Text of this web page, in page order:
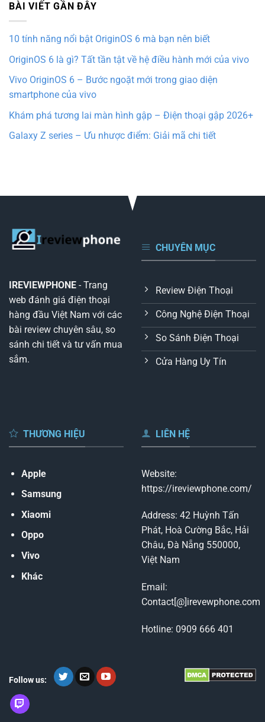
BÀI VIẾT GẦN ĐÂY
10 tính năng nổi bật OriginOS 6 mà bạn nên biết
OriginOS 6 là gì? Tất tần tật về hệ điều hành mới của vivo
Vivo OriginOS 6 – Bước ngoặt mới trong giao diện
smartphone của vivo
Khám phá tương lai màn hình gập – Điện thoại gập 2026+
Galaxy Z series – Ưu nhược điểm: Giải mã chi tiết
IREVIEWPHONE - Trang
web đánh giá điện thoại
hàng đầu Việt Nam với các
bài review chuyên sâu, so
sánh chi tiết và tư vấn mua
sắm.
CHUYÊN MỤC
Review Điện Thoại
Công Nghệ Điện Thoại
So Sánh Điện Thoại
Cửa Hàng Uy Tín
THƯƠNG HIỆU
Apple
Samsung
Xiaomi
Oppo
Vivo
Khác
LIÊN HỆ
Website:
https://ireviewphone.com/
Address: 42 Huỳnh Tấn
Phát, Hoà Cường Bắc, Hải
Châu, Đà Nẵng 550000,
Việt Nam
Email:
Contact[@]irevewphone.com
Hotline: 0909 666 401
Follow us: